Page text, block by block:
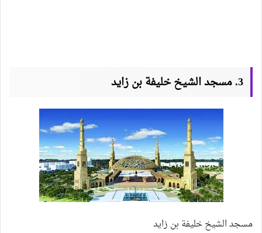
3. مسجد الشيخ خليفة بن زايد
مسجد الشيخ خليفة بن زايد